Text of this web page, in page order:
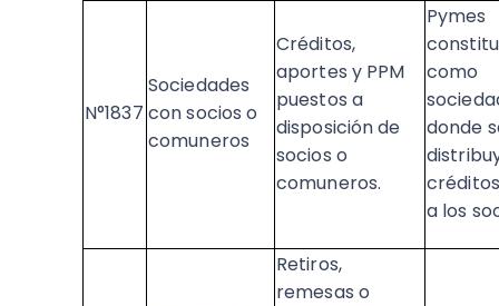
N°1837
Sociedades
con socios o
comuneros
Créditos,
aportes y PPM
puestos a
disposición de
socios o
comuneros. ​
Pymes
como
donde
a los
Retiros,
remesas o